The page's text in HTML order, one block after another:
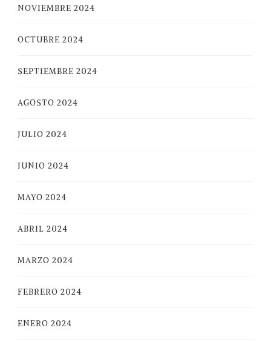
NOVIEMBRE 2024
OCTUBRE 2024
SEPTIEMBRE 2024
AGOSTO 2024
JULIO 2024
JUNIO 2024
MAYO 2024
ABRIL 2024
MARZO 2024
FEBRERO 2024
ENERO 2024